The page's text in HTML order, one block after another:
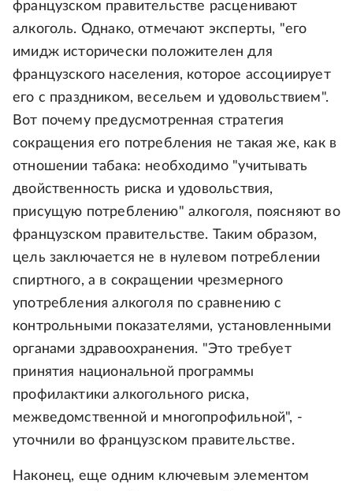
французском правительстве расценивают
алкоголь. Однако, отмечают эксперты, "его
имидж исторически положителен для
французского населения, которое ассоциирует
его с праздником, весельем и удовольствием".
Вот почему предусмотренная стратегия
сокращения его потребления не такая же, как в
отношении табака: необходимо "учитывать
двойственность риска и удовольствия,
присущую потреблению" алкоголя, поясняют во
французском правительстве. Таким образом,
цель заключается не в нулевом потреблении
спиртного, а в сокращении чрезмерного
употребления алкоголя по сравнению с
контрольными показателями, установленными
органами здравоохранения. "Это требует
принятия национальной программы
профилактики алкогольного риска,
межведомственной и многопрофильной", -
уточнили во французском правительстве.
Наконец, еще одним ключевым элементом